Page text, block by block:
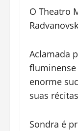
O Theatro
Aclamada
fluminense
enorme
suas
Sondra é